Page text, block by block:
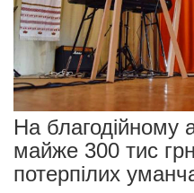
На благодійному
майже 300 тис
потерпілих